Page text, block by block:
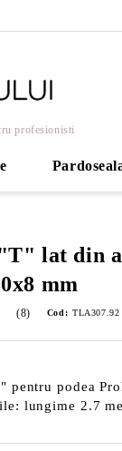
profesionisti
lat din
mm
(8) Cod: TLA307.92
pentru podea
lungime 2.7